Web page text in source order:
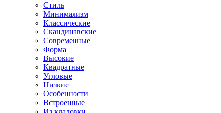
Стиль
Минимализм
Классические
Скандинавские
Современные
Форма
Высокие
Квадратные
Угловые
Низкие
Особенности
Встроенные
Из кладовки